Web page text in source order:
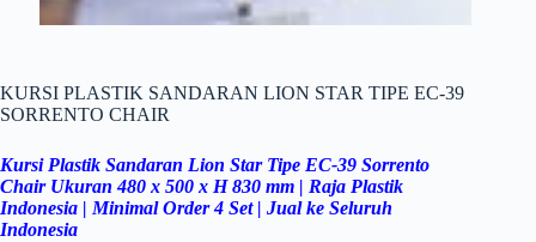
KURSI PLASTIK SANDARAN LION STAR TIPE EC-39
SORRENTO CHAIR
Kursi Plastik Sandaran Lion Star Tipe EC-39 Sorrento
Chair Ukuran480 x 500 x H 830 mm | Raja Plastik
Indonesia | Minimal Order 4 Set | Jual ke Seluruh
Indonesia